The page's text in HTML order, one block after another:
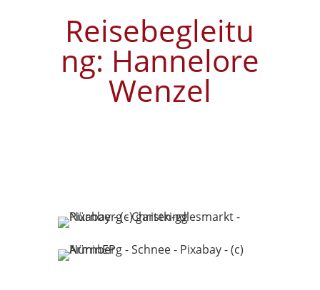
Reisebegleitu
ng: Hannelore
Wenzel